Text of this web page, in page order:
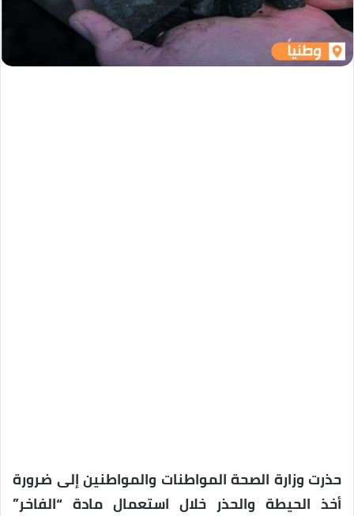
حذرت وزارة الصحة المواطنات والمواطنين إلى ضرورة
أخذ الحيطة والحذر خلال استعمال مادة “الفاخر”